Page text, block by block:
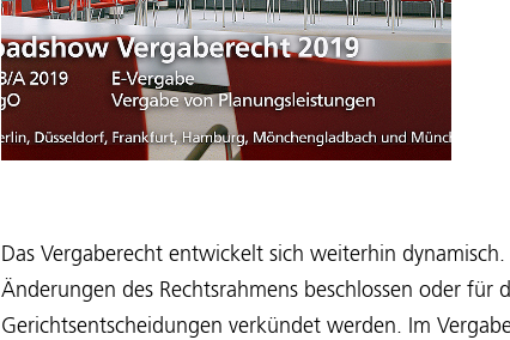
Das Vergaberecht entwickelt sich weiterhin
Änderungen des Rechtsrahmens beschlossen oder für
Gerichtsentscheidungen verkündet werden. Im